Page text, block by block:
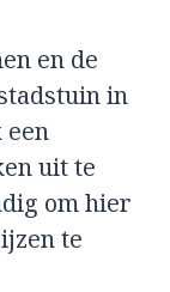
en de
in
een
uit te
om hier
te